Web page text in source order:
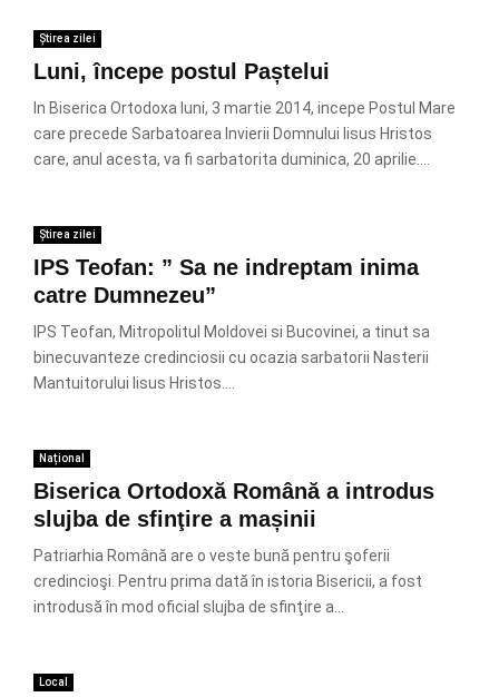
Știrea zilei
Luni, începe postul Paștelui
In Biserica Ortodoxa luni, 3 martie 2014, incepe Postul Mare
care precede Sarbatoarea Invierii Domnului Iisus Hristos
care, anul acesta, va fi sarbatorita duminica, 20 aprilie....
Știrea zilei
IPS Teofan: ” Sa ne indreptam inima
catre Dumnezeu”
IPS Teofan, Mitropolitul Moldovei si Bucovinei, a tinut sa
binecuvanteze credinciosii cu ocazia sarbatorii Nasterii
Mantuitorului Iisus Hristos....
Național
Biserica Ortodoxă Română a introdus
slujba de sfinţire a mașinii
Patriarhia Română are o veste bună pentru şoferii
credincioşi. Pentru prima dată în istoria Bisericii, a fost
introdusă în mod oficial slujba de sfinţire a...
Local